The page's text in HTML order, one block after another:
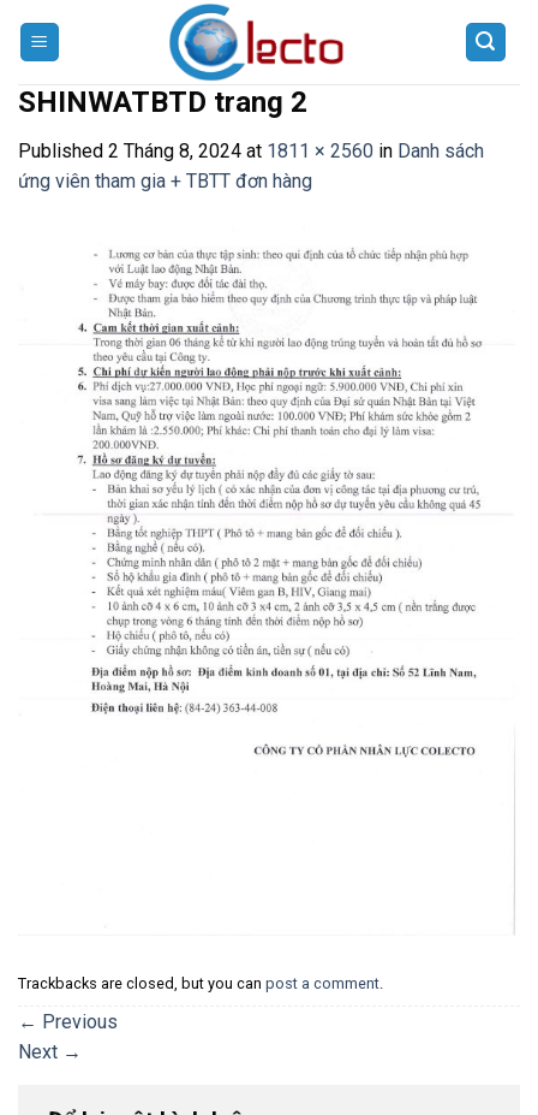
SHINWATBTD trang 2
Published 2 Tháng 8, 2024 at 1811 × 2560 in Danh sách
ứng viên tham gia + TBTT đơn hàng
Trackbacks are closed, but you can post a comment.
← Previous
Next →